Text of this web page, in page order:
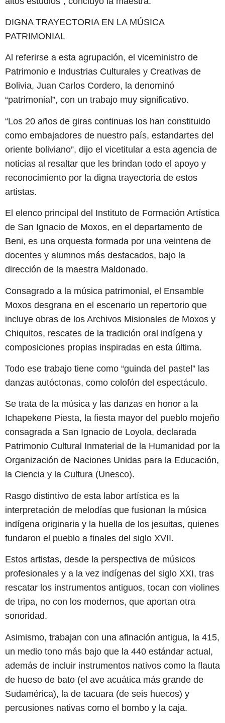
DIGNA TRAYECTORIA EN LA MÚSICA
PATRIMONIAL
Al referirse a esta agrupación, el viceministro de
Patrimonio e Industrias Culturales y Creativas de
Bolivia, Juan Carlos Cordero, la denominó
“patrimonial”, con un trabajo muy significativo.
“Los 20 años de giras continuas los han constituido
como embajadores de nuestro país, estandartes del
oriente boliviano”, dijo el vicetitular a esta agencia de
noticias al resaltar que les brindan todo el apoyo y
reconocimiento por la digna trayectoria de estos
artistas.
El elenco principal del Instituto de Formación Artística
de San Ignacio de Moxos, en el departamento de
Beni, es una orquesta formada por una veintena de
docentes y alumnos más destacados, bajo la
dirección de la maestra Maldonado.
Consagrado a la música patrimonial, el Ensamble
Moxos desgrana en el escenario un repertorio que
incluye obras de los Archivos Misionales de Moxos y
Chiquitos, rescates de la tradición oral indígena y
composiciones propias inspiradas en esta última.
Todo ese trabajo tiene como “guinda del pastel” las
danzas autóctonas, como colofón del espectáculo.
Se trata de la música y las danzas en honor a la
Ichapekene Piesta, la fiesta mayor del pueblo mojeño
consagrada a San Ignacio de Loyola, declarada
Patrimonio Cultural Inmaterial de la Humanidad por la
Organización de Naciones Unidas para la Educación,
la Ciencia y la Cultura (Unesco).
Rasgo distintivo de esta labor artística es la
interpretación de melodías que fusionan la música
indígena originaria y la huella de los jesuitas, quienes
fundaron el pueblo a finales del siglo XVII.
Estos artistas, desde la perspectiva de músicos
profesionales y a la vez indígenas del siglo XXI, tras
rescatar los instrumentos antiguos, tocan con violines
de tripa, no con los modernos, que aportan otra
sonoridad.
Asimismo, trabajan con una afinación antigua, la 415,
un medio tono más bajo que la 440 estándar actual,
además de incluir instrumentos nativos como la flauta
de hueso de bato (el ave acuática más grande de
Sudamérica), la de tacuara (de seis huecos) y
percusiones nativas como el bombo y la caja.